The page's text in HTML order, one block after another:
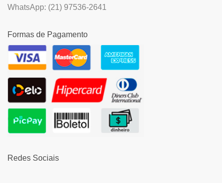
WhatsApp: (21) 97536-2641
Formas de Pagamento
Redes Sociais